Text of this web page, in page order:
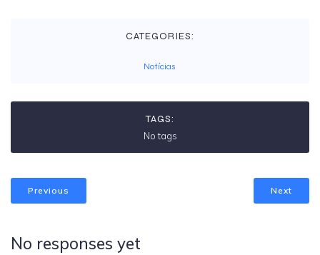
CATEGORIES:
Notícias
TAGS:
No tags
Previous Next
No responses yet